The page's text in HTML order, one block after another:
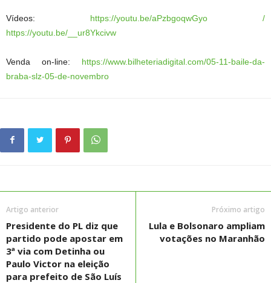
Vídeos: https://youtu.be/aPzbgoqwGyo /
https://youtu.be/__ur8Ykcivw
Venda on-line: https://www.bilheteriadigital.com/05-11-baile-da-
braba-slz-05-de-novembro
Artigo anterior
Presidente do PL diz que
partido pode apostar em
3ª via com Detinha ou
Paulo Victor na eleição
para prefeito de São Luís
Próximo artigo
Lula e Bolsonaro ampliam
votações no Maranhão